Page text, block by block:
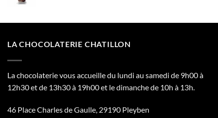
LA CHOCOLATERIE CHATILLON
La chocolaterie vous accueille du lundi au samedi de 9h00 à
12h30 et de 13h30 à 19h00 et le dimanche de 10h à 13h.
46 Place Charles de Gaulle, 29190 Pleyben